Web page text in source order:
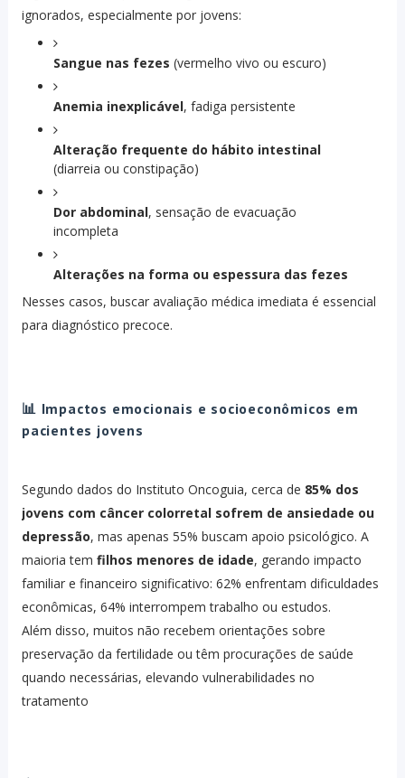
ignorados, especialmente por jovens:
Sangue nas fezes (vermelho vivo ou escuro)
Anemia inexplicável, fadiga persistente
Alteração frequente do hábito intestinal
(diarreia ou constipação)
Dor abdominal, sensação de evacuação
incompleta
Alterações na forma ou espessura das fezes
Nesses casos, buscar avaliação médica imediata é essencial
para diagnóstico precoce.
📊 Impactos emocionais e socioeconômicos em
pacientes jovens
Segundo dados do Instituto Oncoguia, cerca de 85% dos
jovens com câncer colorretal sofrem de ansiedade ou
depressão, mas apenas 55% buscam apoio psicológico. A
maioria tem filhos menores de idade, gerando impacto
familiar e financeiro significativo: 62% enfrentam dificuldades
econômicas, 64% interrompem trabalho ou estudos.
Além disso, muitos não recebem orientações sobre
preservação da fertilidade ou têm procurações de saúde
quando necessárias, elevando vulnerabilidades no
tratamento